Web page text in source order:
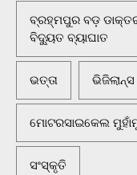
ବ୍ରହ୍ମପୁର ବଡ଼
ବିଦ୍ୟୁତ ବ୍ୟାଘାତ
ଭତ୍ତା ଭିଜିଲାନ୍ସ
ମୋଟରସାଇକେଲ
ସଂସ୍କୃତି